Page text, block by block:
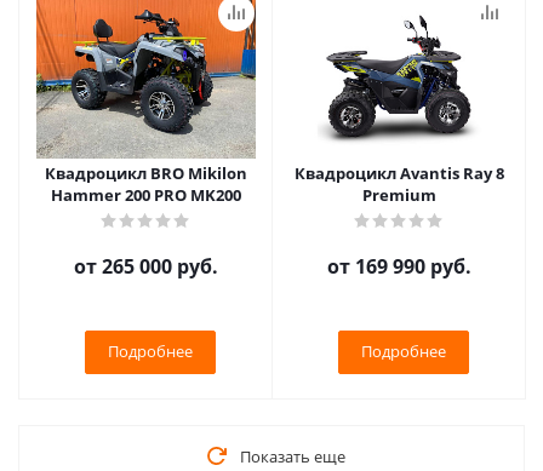
Квадроцикл BRO Mikilon
Hammer 200 PRO MK200
от265 000 руб.
Подробнее
Квадроцикл Avantis Ray 8
Premium
от 169 990 руб.
Подробнее
Показать еще